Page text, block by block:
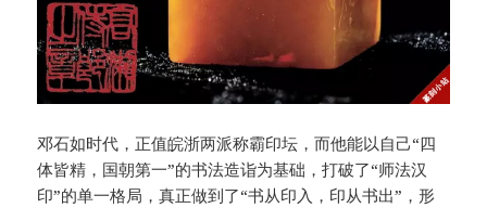
邓石如时代，正值皖浙两派称霸印坛，而他能以自己“四
体皆精，国朝第一”的书法造诣为基础，打破了“师法汉
印”的单一格局，真正做到了“书从印入，印从书出”，形